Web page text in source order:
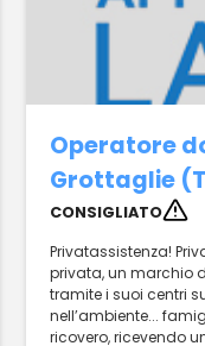
Operatore
Grottaglie
CONSIGLIATO
Privatassistenza!
privata, un marchio
tramite i suoi centri
nell’ambiente...
ricovero, ricevendo